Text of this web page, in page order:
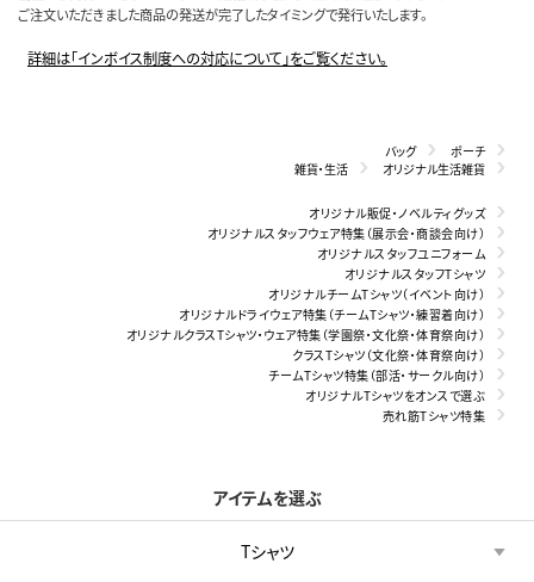
ご注文いただきました商品の発送が完了したタイミングで発行いたします。
詳細は「インボイス制度への対応について」をご覧ください。
バッグ
ポーチ
雑貨・生活
オリジナル生活雑貨
オリジナル販促・ノベルティグッズ
オリジナルスタッフウェア特集（展示会・商談会向け）
オリジナルスタッフユニフォーム
オリジナルスタッフTシャツ
オリジナルチームTシャツ（イベント向け）
オリジナルドライウェア特集（チームTシャツ・練習着向け）
オリジナルクラスTシャツ・ウェア特集（学園祭・文化祭・体育祭向け）
クラスTシャツ（文化祭・体育祭向け）
チームTシャツ特集（部活・サークル向け）
オリジナルTシャツをオンスで選ぶ
売れ筋Tシャツ特集
アイテムを選ぶ
Tシャツ